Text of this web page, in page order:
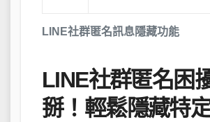
LINE社群匿名訊息隱藏功能
LINE社群匿名困
掰！輕鬆隱藏特